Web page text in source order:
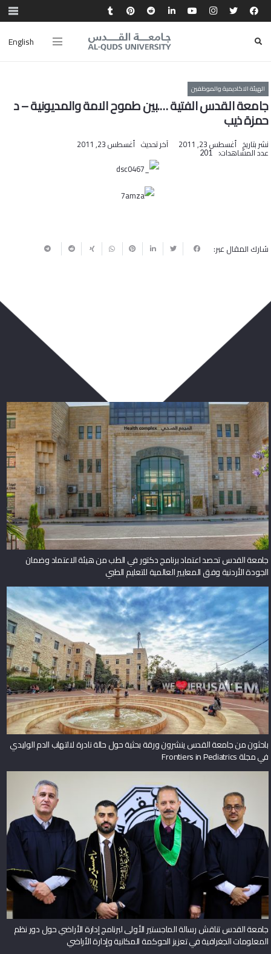
English
الهيئة الاكاديمية والموظفين
جامعة القدس الفتية ….بين طموح الامة والمديونية – د
حمزة ذيب
نشر بتاريخ أغسطس 23, 2011 آخر تحديث أغسطس 23, 2011
عدد المشاهدات: 201
شارك المقال عبر:
جامعة القدس تحصد اعتماد برنامج دكتور في الطب من هيئة الاعتماد وضمان
الجودة الأردنية وفق المعايير العالمية للتعليم الطبي
باحثون من جامعة القدس ينشرون ورقة بحثية حول حالة نادرة لالتهاب الدم الوليدي
في مجلة Frontiers in Pediatrics
جامعة القدس تناقش رسالة الماجستير الأولى لبرنامج إدارة الأراضي حول دور نظم
المعلومات الجغرافية في تعزيز الحوكمة المكانية وإدارة الأراضي